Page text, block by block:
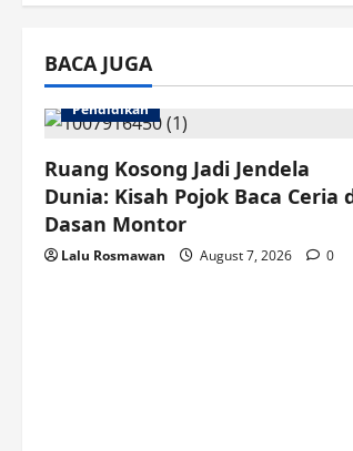
t
i
o
n
BACA JUGA
Pendidikan
Ruang Kosong Jadi Jendela
Dunia: Kisah Pojok Baca Ceria
Dasan Montor
Lalu Rosmawan August 7, 2026 0